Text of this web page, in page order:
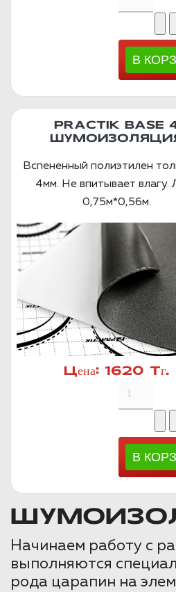
PRACTIK BASE
Вспененный полиэтилен
4мм. Не впитывает влагу.
0,75м*0,56м.
Цена: 1620 Тг.
Начинаем работу с
выполняются
рода царапин на